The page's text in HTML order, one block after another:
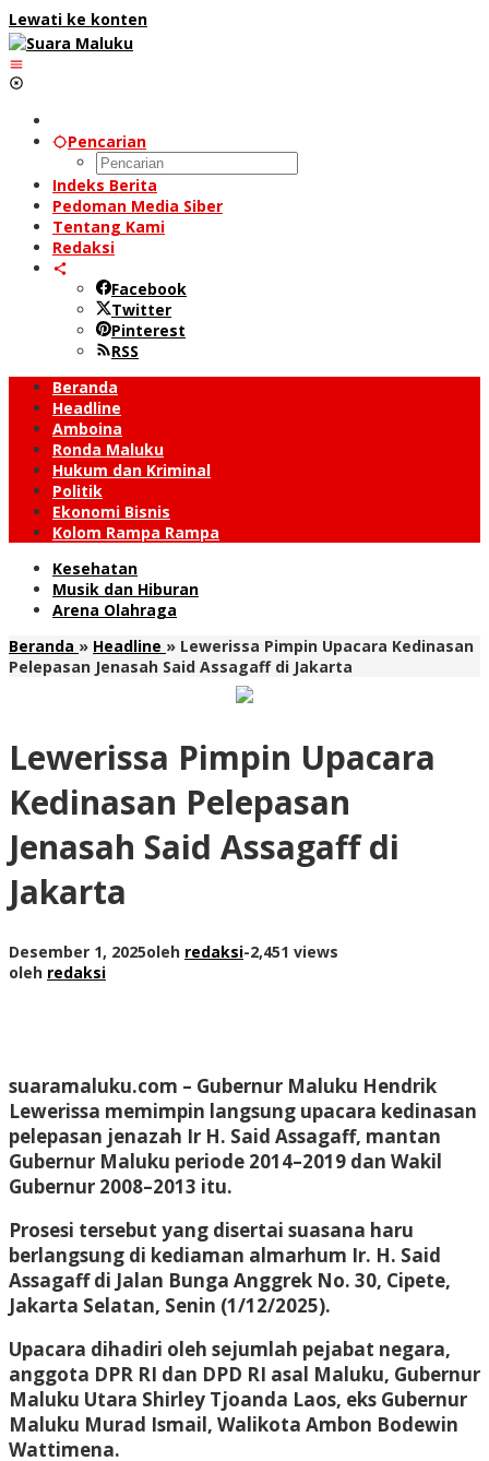
Lewati ke konten
Pencarian
Indeks Berita
Pedoman Media Siber
Tentang Kami
Redaksi
Facebook
Twitter
Pinterest
RSS
Beranda
Headline
Amboina
Ronda Maluku
Hukum dan Kriminal
Politik
Ekonomi Bisnis
Kolom Rampa Rampa
Kesehatan
Musik dan Hiburan
Arena Olahraga
Beranda » Headline » Lewerissa Pimpin Upacara Kedinasan
Pelepasan Jenasah Said Assagaff di Jakarta
Lewerissa Pimpin Upacara
Kedinasan Pelepasan
Jenasah Said Assagaff di
Jakarta
Desember 1, 2025oleh redaksi-2,451 views
oleh redaksi
suaramaluku.com – Gubernur Maluku Hendrik
Lewerissa memimpin langsung upacara kedinasan
pelepasan jenazah Ir H. Said Assagaff, mantan
Gubernur Maluku periode 2014–2019 dan Wakil
Gubernur 2008–2013 itu.
Prosesi tersebut yang disertai suasana haru
berlangsung di kediaman almarhum Ir. H. Said
Assagaff di Jalan Bunga Anggrek No. 30, Cipete,
Jakarta Selatan, Senin (1/12/2025).
Upacara dihadiri oleh sejumlah pejabat negara,
anggota DPR RI dan DPD RI asal Maluku, Gubernur
Maluku Utara Shirley Tjoanda Laos, eks Gubernur
Maluku Murad Ismail, Walikota Ambon Bodewin
Wattimena.